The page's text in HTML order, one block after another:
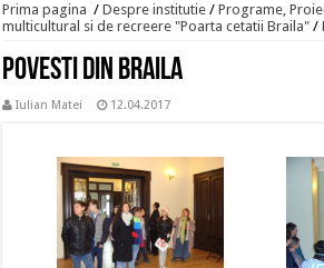
Prima pagina / Despre institutie / Programe,
multicultural si de recreere "Poarta cetatii Braila" /
Povesti din Braila
Iulian Matei 12.04.2017